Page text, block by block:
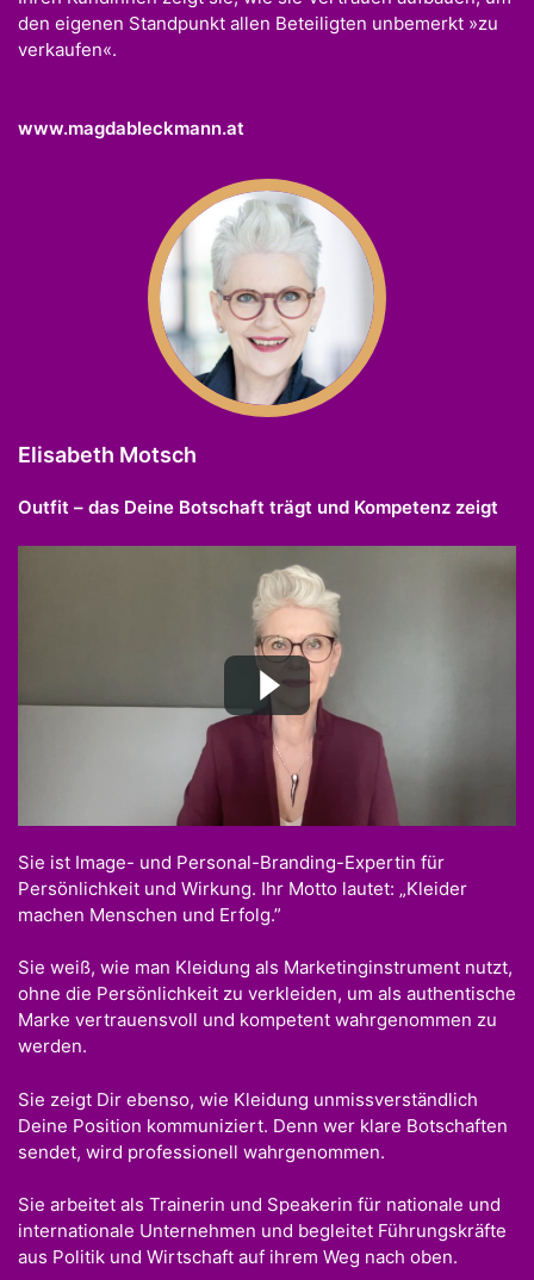
den eigenen Standpunkt allen Beteiligten unbemerkt »zu
verkaufen«.
www.magdableckmann.at
Elisabeth Motsch
Outfit – das Deine Botschaft trägt und Kompetenz zeigt
Sie ist Image- und Personal-Branding-Expertin für
Persönlichkeit und Wirkung. Ihr Motto lautet: „Kleider
machen Menschen und Erfolg.”
Sie weiß, wie man Kleidung als Marketinginstrument nutzt,
ohne die Persönlichkeit zu verkleiden, um als authentische
Marke vertrauensvoll und kompetent wahrgenommen zu
werden.
Sie zeigt Dir ebenso, wie Kleidung unmissverständlich
Deine Position kommuniziert. Denn wer klare Botschaften
sendet, wird professionell wahrgenommen.
Sie arbeitet als Trainerin und Speakerin für nationale und
internationale Unternehmen und begleitet Führungskräfte
aus Politik und Wirtschaft auf ihrem Weg nach oben.